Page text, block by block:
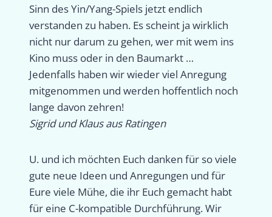
Sinn des Yin/Yang-Spiels jetzt endlich
verstanden zu haben. Es scheint ja wirklich
nicht nur darum zu gehen, wer mit wem ins
Kino muss oder in den Baumarkt …
Jedenfalls haben wir wieder viel Anregung
mitgenommen und werden hoffentlich noch
lange davon zehren!
Sigrid und Klaus aus Ratingen
U. und ich möchten Euch danken für so viele
gute neue Ideen und Anregungen und für
Eure viele Mühe, die ihr Euch gemacht habt
für eine C-kompatible Durchführung. Wir